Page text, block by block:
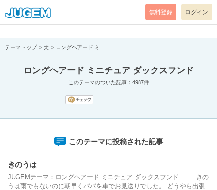
[pear_error: message="Success" code=0 mode=return level=notice
prefix="" info=""]
無料登録 ログイン
テーマトップ 犬 ロングヘアード ミ...
ロングヘアード ミニチュア ダックスフンド
このテーマのついた記事：4987件
このテーマに投稿された記事
きのうは
JUGEMテーマ：ロングヘアード ミニチュア ダックスフンド きの
うは雨でもないのに朝早くパパを車でお見送りでした。 どうやら出張